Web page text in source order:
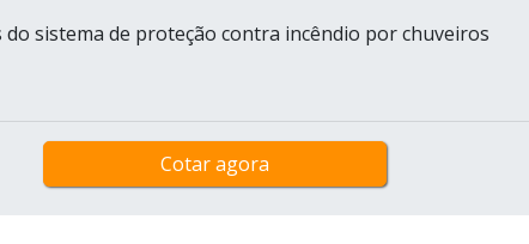
do sistema de proteção contra incêndio por chuveiros
Cotar agora